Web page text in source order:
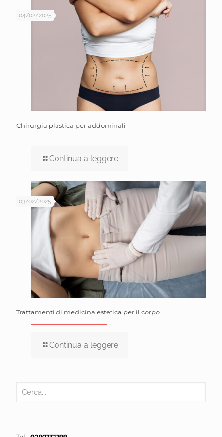
04/02/2025
Chirurgia plastica per addominali
Continua a leggere
03/02/2025
Trattamenti di medicina estetica per il corpo
Continua a leggere